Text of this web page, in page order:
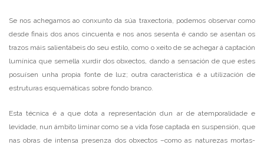
Se nos achegamos ao conxunto da súa traxectoria, podemos observar como
desde finais dos anos cincuenta e nos anos sesenta é cando se asentan os
trazos máis salientábeis do seu estilo, como o xeito de se achegar á captación
lumínica que semella xurdir dos obxectos, dando a sensación de que estes
posuísen unha propia fonte de luz; outra característica é a utilización de
estruturas esquemáticas sobre fondo branco.
Esta técnica é a que dota a representación dun ar de atemporalidade e
levidade, nun ámbito liminar como se a vida fose captada en suspensión, que
nas obras de intensa presenza dos obxectos –como as naturezas mortas-